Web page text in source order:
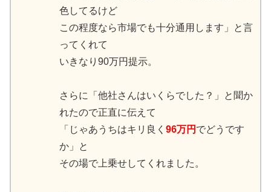
色してるけど
この程度なら市場でも十分通用します」と言
ってくれて
いきなり90万円提示。
さらに「他社さんはいくらでした？」と聞か
れたので正直に伝えて
「じゃあうちはキリ良く 96万円 でどうです
か」と
その場で上乗せしてくれました。